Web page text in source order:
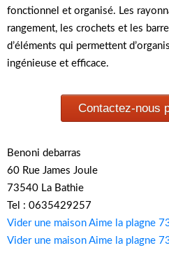
fonctionnel et organisé. Les
rangement, les crochets et les
d’éléments qui permettent
ingénieuse et efficace.
Contactez-nous
Benoni debarras
60 Rue James Joule
73540 La Bathie
Tel : 0635429257
Vider une maison Aime la plagne
Vider une maison Aime la plagne